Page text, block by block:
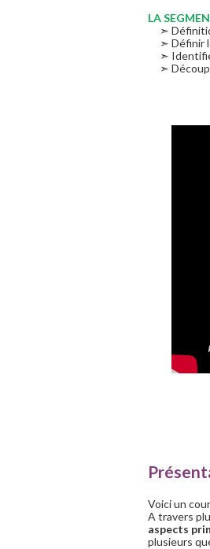
LA
➣
➣ Définir
➣
➣
Voici un
A travers
aspects
plusieurs